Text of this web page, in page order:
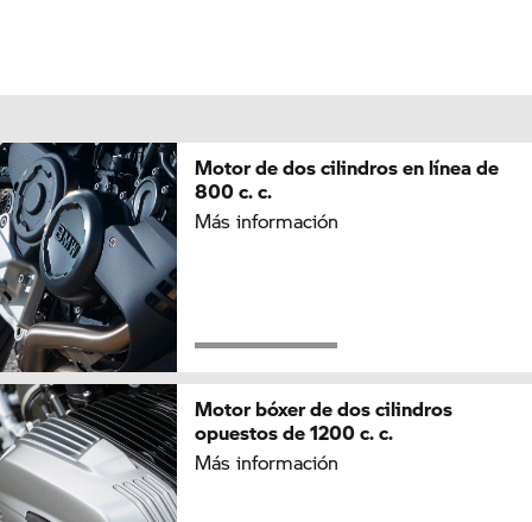
Motor de dos cilindros en línea de
800 c. c.
Más información
Motor bóxer de dos cilindros
opuestos de 1200 c. c.
Más información